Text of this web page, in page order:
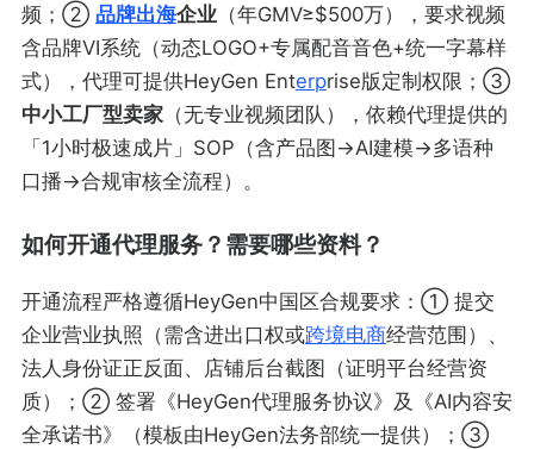
频；② 品牌出海企业（年GMV≥$500万），要求视频
含品牌VI系统（动态LOGO+专属配音音色+统一字幕样
式），代理可提供HeyGen Enterprise版定制权限；③
中小工厂型卖家（无专业视频团队），依赖代理提供的
「1小时极速成片」SOP（含产品图→AI建模→多语种
口播→合规审核全流程）。
如何开通代理服务？需要哪些资料？
开通流程严格遵循HeyGen中国区合规要求：① 提交
企业营业执照（需含进出口权或跨境电商经营范围）、
法人身份证正反面、店铺后台截图（证明平台经营资
质）；② 签署《HeyGen代理服务协议》及《AI内容安
全承诺书》（模板由HeyGen法务部统一提供）；③